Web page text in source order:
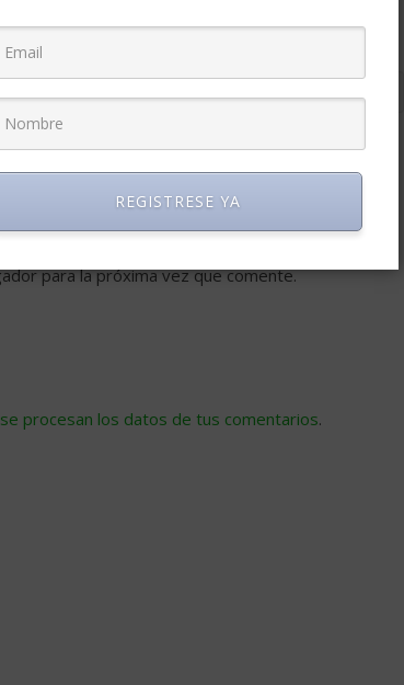
para la próxima vez que comente.
procesan los datos de tus comentarios.
REGISTRESE YA